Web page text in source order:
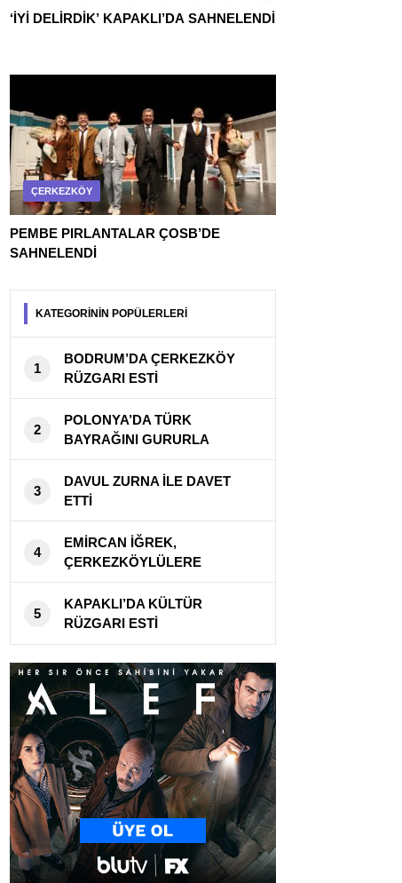
‘İYİ DELİRDİK’ KAPAKLI’DA SAHNELENDİ
ÇERKEZKÖY
PEMBE PIRLANTALAR ÇOSB’DE
SAHNELENDİ
KATEGORİNİN POPÜLERLERİ
1
BODRUM’DA ÇERKEZKÖY
RÜZGARI ESTİ
2
POLONYA’DA TÜRK
BAYRAĞINI GURURLA
DALGALANDIRDILAR
3
DAVUL ZURNA İLE DAVET
ETTİ
4
EMİRCAN İĞREK,
ÇERKEZKÖYLÜLERE
UNUTULMAZ BİR GECE
YAŞATTI
5
KAPAKLI’DA KÜLTÜR
RÜZGARI ESTİ